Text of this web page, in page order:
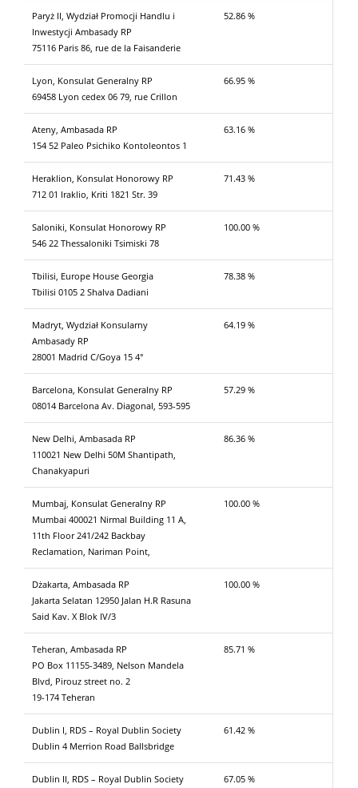
Paryż II, Wydział Promocji Handlu i
Inwestycji Ambasady RP
75116 Paris 86, rue de la Faisanderie
52.86 %
Lyon, Konsulat Generalny RP
69458 Lyon cedex 06 79, rue Crillon
66.95 %
Ateny, Ambasada RP
154 52 Paleo Psichikο Kontoleontos 1
63.16 %
Heraklion, Konsulat Honorowy RP
712 01 Iraklio, Kriti 1821 Str. 39
71.43 %
Saloniki, Konsulat Honorowy RP
546 22 Thessaloniki Tsimiski 78
100.00 %
Tbilisi, Europe House Georgia
Tbilisi 0105 2 Shalva Dadiani
78.38 %
Madryt, Wydział Konsularny
Ambasady RP
28001 Madrid C/Goya 15 4°
64.19 %
Barcelona, Konsulat Generalny RP
08014 Barcelona Av. Diagonal, 593-595
57.29 %
New Delhi, Ambasada RP
110021 New Delhi 50M Shantipath,
Chanakyapuri
86.36 %
Mumbaj, Konsulat Generalny RP
Mumbai 400021 Nirmal Building 11 A,
11th Floor 241/242 Backbay
Reclamation, Nariman Point,
100.00 %
Dżakarta, Ambasada RP
Jakarta Selatan 12950 Jalan H.R Rasuna
Said Kav. X Blok IV/3
100.00 %
Teheran, Ambasada RP
PO Box 11155-3489, Nelson Mandela
Blvd, Pirouz street no. 2
19-174 Teheran
85.71 %
Dublin I, RDS – Royal Dublin Society
Dublin 4 Merrion Road Ballsbridge
61.42 %
Dublin II, RDS – Royal Dublin Society
67.05 %